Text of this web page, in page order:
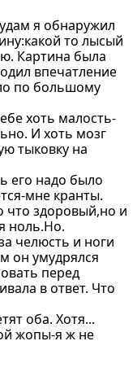
я обнаружил
то лысый
Картина была
впечатление
по большому
хоть малость-
И хоть мозг
тыковку на
его надо было
мне кранты.
что здоровый,но и
ноль.Но.
челюсть и ноги
он умудрялся
перед
в ответ. Что
оба. Хотя...
жопы-я ж не